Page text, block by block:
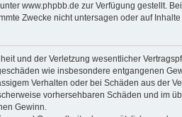
www.phpbb.de zur Verfügung gestellt.
Zwecke nicht untersagen oder auf
und der Verletzung wesentlicher
wie insbesondere entgangenen
Verhalten oder bei Schäden aus der
vorhersehbaren Schäden und im
Gewinn.